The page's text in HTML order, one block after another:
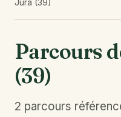
Jura (39)
Parcours
(39)
2 parcours